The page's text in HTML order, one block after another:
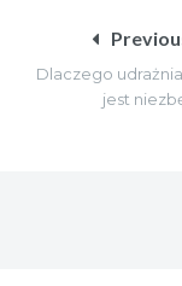
Dlaczego
jest